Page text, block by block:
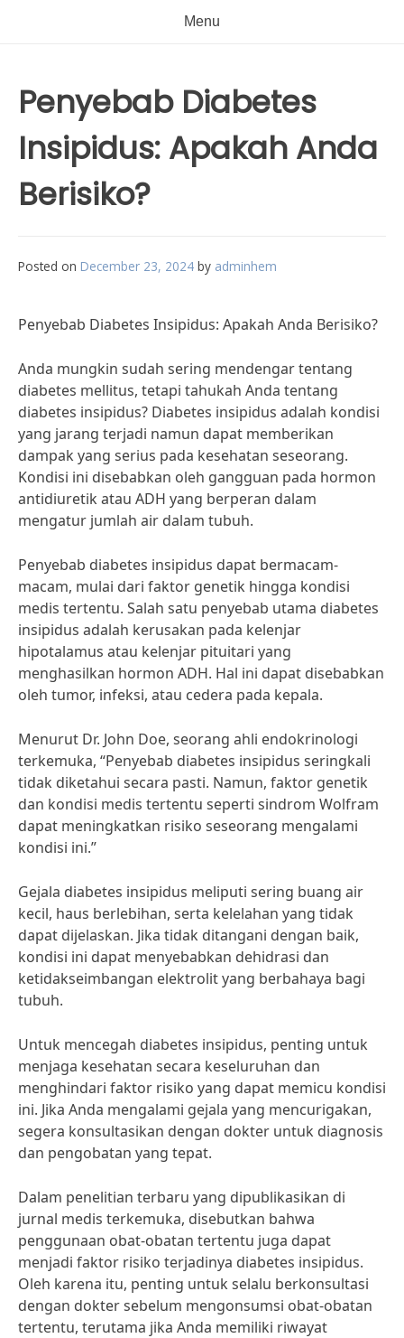
Menu
Penyebab Diabetes
Insipidus: Apakah Anda
Berisiko?
Posted on December 23, 2024 by adminhem
Penyebab Diabetes Insipidus: Apakah Anda Berisiko?
Anda mungkin sudah sering mendengar tentang
diabetes mellitus, tetapi tahukah Anda tentang
diabetes insipidus? Diabetes insipidus adalah kondisi
yang jarang terjadi namun dapat memberikan
dampak yang serius pada kesehatan seseorang.
Kondisi ini disebabkan oleh gangguan pada hormon
antidiuretik atau ADH yang berperan dalam
mengatur jumlah air dalam tubuh.
Penyebab diabetes insipidus dapat bermacam-
macam, mulai dari faktor genetik hingga kondisi
medis tertentu. Salah satu penyebab utama diabetes
insipidus adalah kerusakan pada kelenjar
hipotalamus atau kelenjar pituitari yang
menghasilkan hormon ADH. Hal ini dapat disebabkan
oleh tumor, infeksi, atau cedera pada kepala.
Menurut Dr. John Doe, seorang ahli endokrinologi
terkemuka, “Penyebab diabetes insipidus seringkali
tidak diketahui secara pasti. Namun, faktor genetik
dan kondisi medis tertentu seperti sindrom Wolfram
dapat meningkatkan risiko seseorang mengalami
kondisi ini.”
Gejala diabetes insipidus meliputi sering buang air
kecil, haus berlebihan, serta kelelahan yang tidak
dapat dijelaskan. Jika tidak ditangani dengan baik,
kondisi ini dapat menyebabkan dehidrasi dan
ketidakseimbangan elektrolit yang berbahaya bagi
tubuh.
Untuk mencegah diabetes insipidus, penting untuk
menjaga kesehatan secara keseluruhan dan
menghindari faktor risiko yang dapat memicu kondisi
ini. Jika Anda mengalami gejala yang mencurigakan,
segera konsultasikan dengan dokter untuk diagnosis
dan pengobatan yang tepat.
Dalam penelitian terbaru yang dipublikasikan di
jurnal medis terkemuka, disebutkan bahwa
penggunaan obat-obatan tertentu juga dapat
menjadi faktor risiko terjadinya diabetes insipidus.
Oleh karena itu, penting untuk selalu berkonsultasi
dengan dokter sebelum mengonsumsi obat-obatan
tertentu, terutama jika Anda memiliki riwayat